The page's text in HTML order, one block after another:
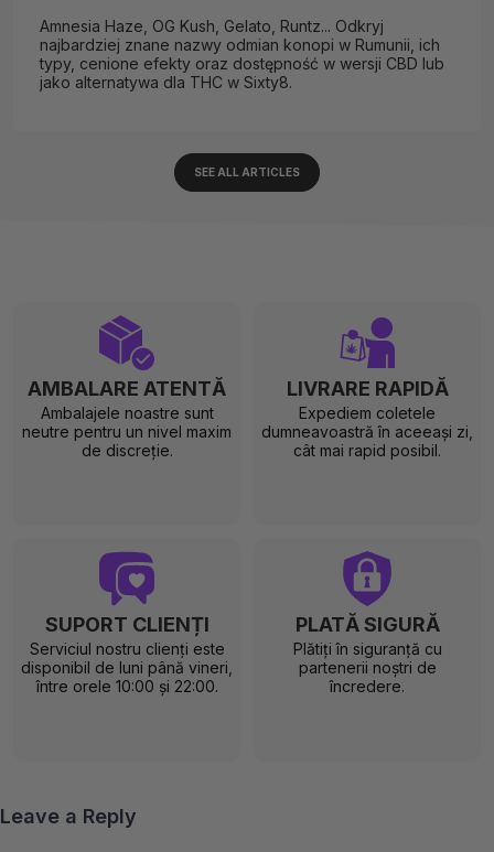
Amnesia Haze, OG Kush, Gelato, Runtz... Odkryj
najbardziej znane nazwy odmian konopi w Rumunii, ich
typy, cenione efekty oraz dostępność w wersji CBD lub
jako alternatywa dla THC w Sixty8.
SEE ALL ARTICLES
AMBALARE ATENTĂ
Ambalajele noastre sunt
neutre pentru un nivel maxim
de discreție.
LIVRARE RAPIDĂ
Expediem coletele
dumneavoastră în aceeași zi,
cât mai rapid posibil.
SUPORT CLIENȚI
Serviciul nostru clienți este
disponibil de luni până vineri,
între orele 10:00 și 22:00.
PLATĂ SIGURĂ
Plătiți în siguranță cu
partenerii noștri de
încredere.
Leave a Reply